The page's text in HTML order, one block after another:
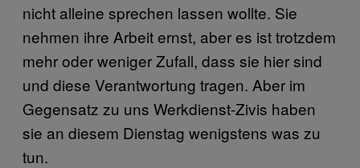
nicht alleine sprechen lassen wollte. Sie
nehmen ihre Arbeit ernst, aber es ist trotzdem
mehr oder weniger Zufall, dass sie hier sind
und diese Verantwortung tragen. Aber im
Gegensatz zu uns Werkdienst-Zivis haben
sie an diesem Dienstag wenigstens was zu
tun.